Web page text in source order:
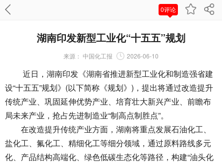
0评论
湖南印发新型工业化“十五五”规划
来源： 中国化工报 2026-06-10
近日，湖南印发《湖南省推进新型工业化和制造强省建
设“十五五”规划》(以下简称《规划》)，提出将通过改造提升
传统产业、巩固延伸优势产业、培育壮大新兴产业、前瞻布
局未来产业，抢占先进制造业“制高点制胜点”。
在改造提升传统产业方面，湖南将重点发展石油化工、
盐化工、氟化工、精细化工等细分领域，通过原料路线多元
化、产品结构高端化、绿色低碳生态化等路径，构建“油头化